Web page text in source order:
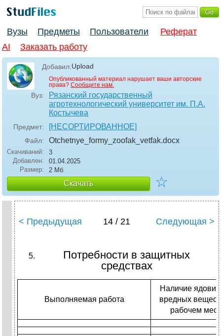
Вузы Предметы Пользователи
Реферат
AI
Заказать работу
Добавил:Upload
Опубликованный материал нарушает ваши авторские
права? Сообщите нам.
Вуз:
Рязанский государственный
агротехнологический университет им. П.А.
Костычева
Предмет: [НЕСОРТИРОВАННОЕ]
Файл: Otchetnye_formy_zoofak_vetfak.docx
Скачиваний:
3
Добавлен:
01.04.2025
Размер:
2 Мб
Скачать ☆
< Предыдущая 14 / 21 Следующая >
Потребности в защитных
средствах
Выполняемая работа
Наличие
вредных
рабочем